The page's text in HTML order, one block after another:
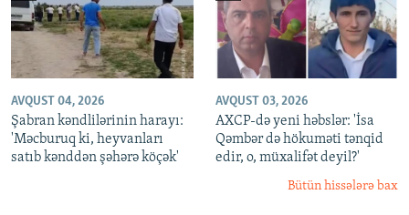
AVQUST 04, 2026
Şabran kəndlilərinin harayı:
'Məcburuq ki, heyvanları
satıb kənddən şəhərə köçək'
AVQUST 03, 2026
AXCP-də yeni həbslər: 'İsa
Qəmbər də hökuməti tənqid
edir, o, müxalifət deyil?'
Bütün hissələrə bax